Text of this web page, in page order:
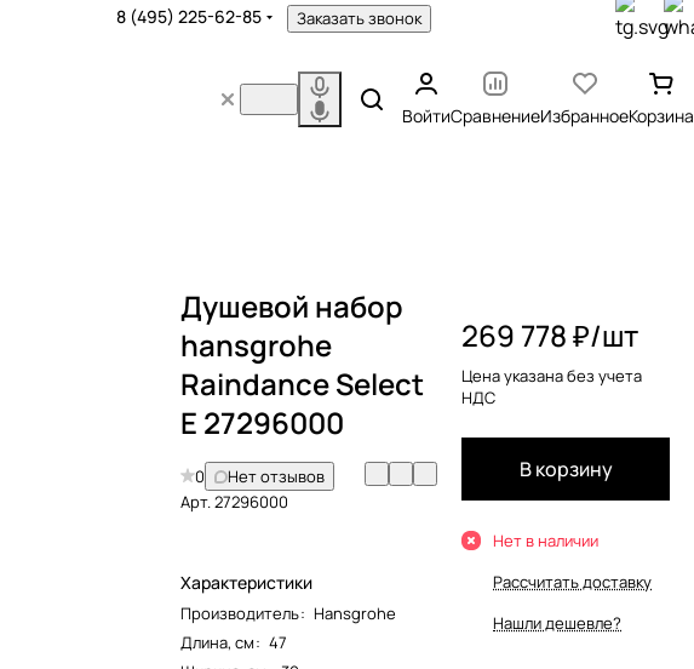
8 (495) 225-62-85 Заказать звонок
ВойтиСравнениеИзбранноеКорзина
Душевой набор
hansgrohe
Raindance Select
E 27296000
0
Нет отзывов
Арт.27296000
Характеристики
Производитель: Hansgrohe
Длина, см: 47
269 778 ₽/шт
Цена указана без учета
НДС
В корзину
Нет в наличии
Рассчитать доставку
Нашли дешевле?